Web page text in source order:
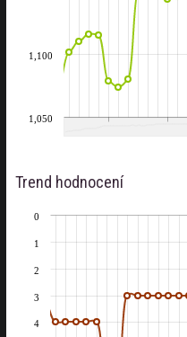
1,050
1,100
Trend hodnocení
0
1
2
3
4